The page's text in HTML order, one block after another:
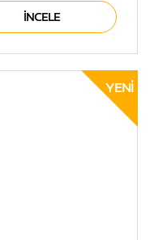
İNCELE
YENI